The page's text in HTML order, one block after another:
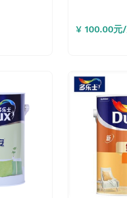
¥ 100.00元